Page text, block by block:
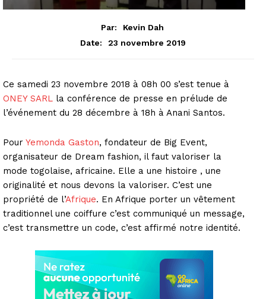
Par:
Kevin Dah
Date:
23 novembre 2019
Ce samedi 23 novembre 2018 à 08h 00 s’est tenue à
ONEY SARL la conférence de presse en prélude de
l’événement du 28 décembre à 18h à Anani Santos.
Pour Yemonda Gaston, fondateur de Big Event,
organisateur de Dream fashion, il faut valoriser la
mode togolaise, africaine. Elle a une histoire , une
originalité et nous devons la valoriser. C’est une
propriété de l’Afrique. En Afrique porter un vêtement
traditionnel une coiffure c’est communiqué un message,
c’est transmettre un code, c’est affirmé notre identité.